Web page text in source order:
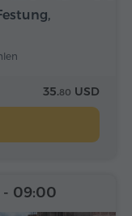
35.80 USD
- 09:00